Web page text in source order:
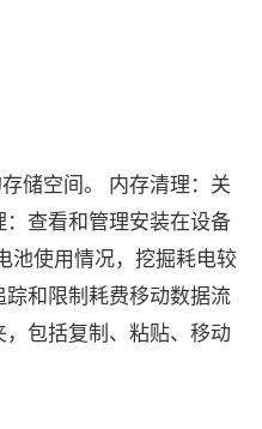
储空间。 内存清理：关
查看和管理安装在设备
池使用情况，挖掘耗电较
和限制耗费移动数据流
包括复制、粘贴、移动